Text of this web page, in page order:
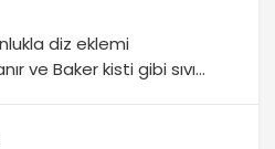
diz eklemi
ve Baker kisti gibi sıvı